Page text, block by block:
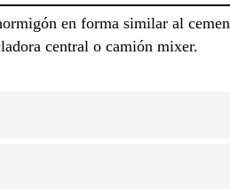
en forma similar al
central o camión mixer.